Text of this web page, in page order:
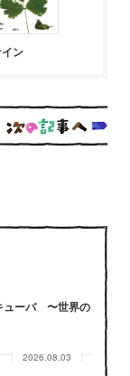
ン
ューバ 〜世界の
2026.08.03